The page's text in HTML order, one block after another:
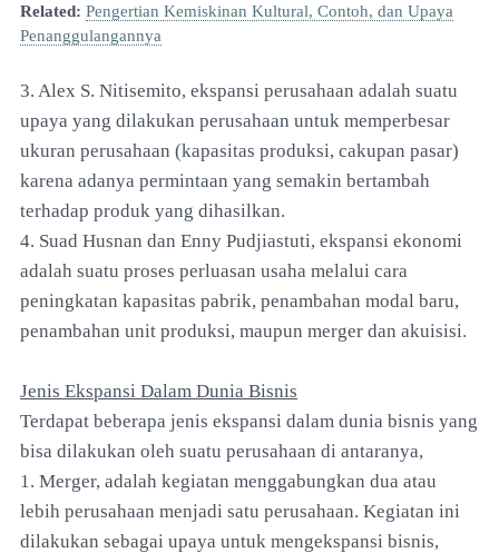
Related: Pengertian Kemiskinan Kultural, Contoh, dan Upaya
Penanggulangannya
3. Alex S. Nitisemito, ekspansi perusahaan adalah suatu
upaya yang dilakukan perusahaan untuk memperbesar
ukuran perusahaan (kapasitas produksi, cakupan pasar)
karena adanya permintaan yang semakin bertambah
terhadap produk yang dihasilkan.
4. Suad Husnan dan Enny Pudjiastuti, ekspansi ekonomi
adalah suatu proses perluasan usaha melalui cara
peningkatan kapasitas pabrik, penambahan modal baru,
penambahan unit produksi, maupun merger dan akuisisi.
Jenis Ekspansi Dalam Dunia Bisnis
Terdapat beberapa jenis ekspansi dalam dunia bisnis yang
bisa dilakukan oleh suatu perusahaan di antaranya,
1. Merger, adalah kegiatan menggabungkan dua atau
lebih perusahaan menjadi satu perusahaan. Kegiatan ini
dilakukan sebagai upaya untuk mengekspansi bisnis,